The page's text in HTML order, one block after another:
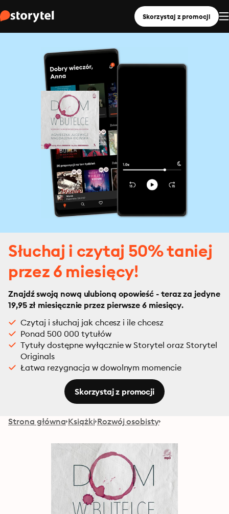
Skorzystaj z promocji
Słuchaj i czytaj 50% taniej
przez 6 miesięcy!
Znajdź swoją nową ulubioną opowieść - teraz za jedyne
19,95 zł miesięcznie przez pierwsze 6 miesięcy.
Czytaj i słuchaj jak chcesz i ile chcesz
Ponad 500 000 tytułów
Tytuły dostępne wyłącznie w Storytel oraz Storytel
Originals
Łatwa rezygnacja w dowolnym momencie
Skorzystaj z promocji
Strona główna Książki Rozwój osobisty